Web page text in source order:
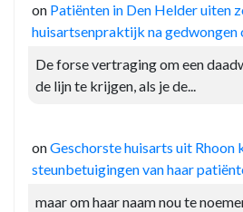
on Patiënten in Den Helder uiten
huisartsenpraktijk na gedwongen
De forse vertraging om een
de lijn te krijgen, als je de...
onGeschorste huisarts uit Rhoon
steunbetuigingen van haar
maar om haar naam nou te